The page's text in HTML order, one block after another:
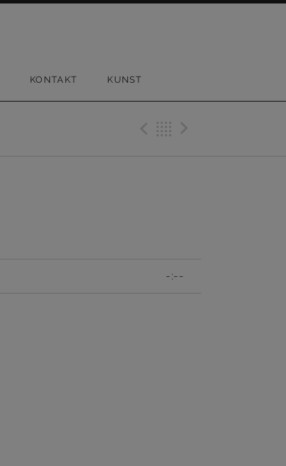
KONTAKT KUNST
-:--